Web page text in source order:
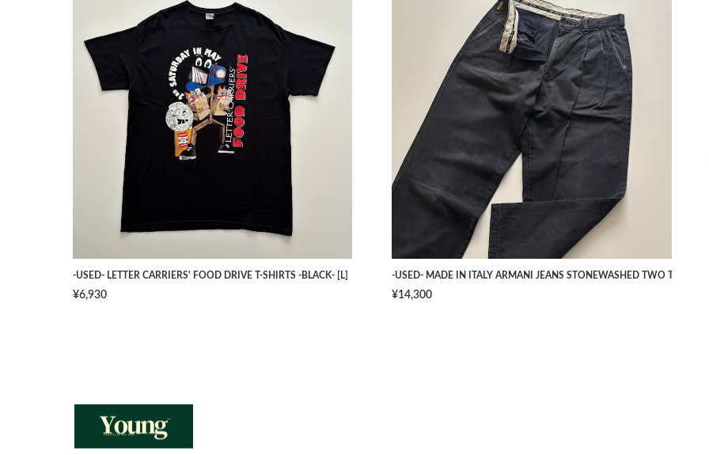
-USED- LETTER CARRIERS' FOOD DRIVE T-SHIRTS -BLACK- [L]
¥6,930
-USED- MADE IN ITALY ARMANI JEANS STONEWASHED TWO TUCK
¥14,300